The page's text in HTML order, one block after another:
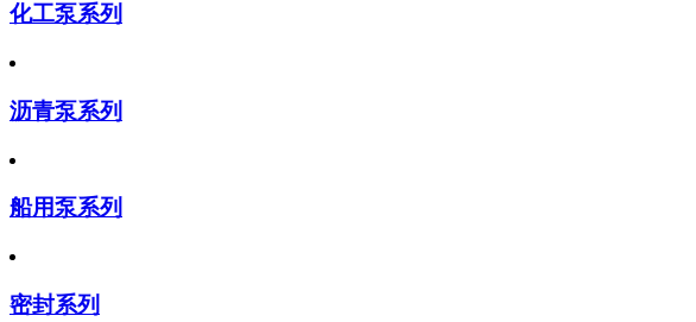
化工泵系列
沥青泵系列
船用泵系列
密封系列